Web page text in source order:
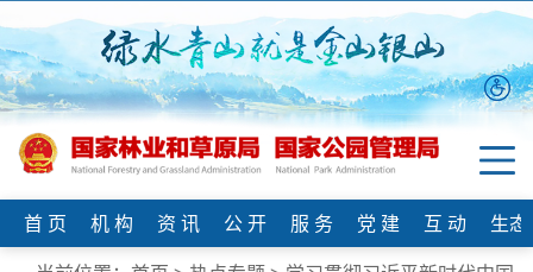
首 页 机 构 资 讯 公 开 服 务 党 建 互 动
生